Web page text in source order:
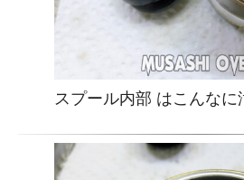
スプール内部 はこんなに